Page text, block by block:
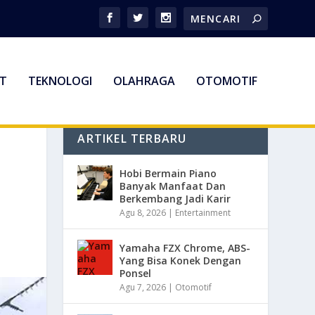
TEKNOLOGI OLAHRAGA OTOMOTIF
ARTIKEL TERBARU
Hobi Bermain Piano
Banyak Manfaat Dan
Berkembang Jadi Karir
Agu 8, 2026 | Entertainment
Yamaha FZX Chrome, ABS-
Yang Bisa Konek Dengan
Ponsel
Agu 7, 2026 | Otomotif